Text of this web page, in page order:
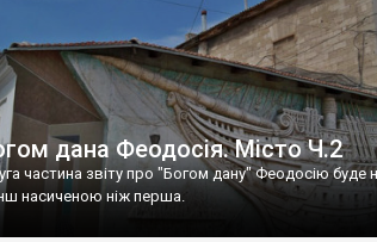
дана Феодосія. Місто Ч.2
частина звіту про "Богом дану" Феодосію буде
насиченою ніж перша.